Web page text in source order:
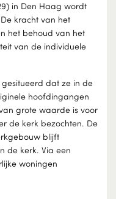
in Den Haag wordt
kracht van het
het behoud van het
van de individuele
dat ze in de
hoofdingangen
grote waarde is voor
de kerk bezochten. De
blijft
de kerk. Via een
woningen